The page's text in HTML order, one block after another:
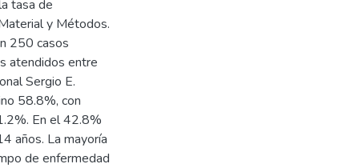
tasa de
y Métodos.
250 casos
atendidos entre
Sergio E.
58.8%, con
En el 42.8%
años. La mayoría
de enfermedad